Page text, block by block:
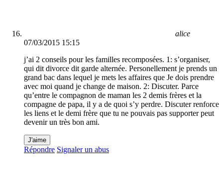
alice
07/03/2015 15:15
j’ai 2 conseils pour les familles recomposées. 1: s’organiser,
qui dit divorce dit garde alternée. Personellement je prends un
grand bac dans lequel je mets les affaires que Je dois prendre
avec moi quand je change de maison. 2: Discuter. Parce
qu’entre le compagnon de maman les 2 demis frères et la
compagne de papa, il y a de quoi s’y perdre. Discuter renforce
les liens et le demi frère que tu ne pouvais pas supporter peut
devenir un très bon ami.
J'aime
Répondre Signaler un abus